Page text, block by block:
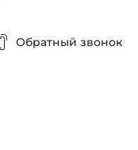
Обратный звонок